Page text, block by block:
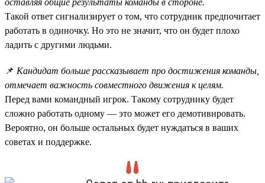
Такой ответ сигнализирует о том, что сотрудник предпочитает
работать в одиночку. Но это не значит, что он будет плохо
ладить с другими людьми.
📌 Кандидат больше рассказывает про достижения команды,
отмечает важность совместного движения к целям.
Перед вами командный игрок. Такому сотруднику будет
сложно работать одному — это может его демотивировать.
Вероятно, он больше остальных будет нуждаться в ваших
советах и поддержке.